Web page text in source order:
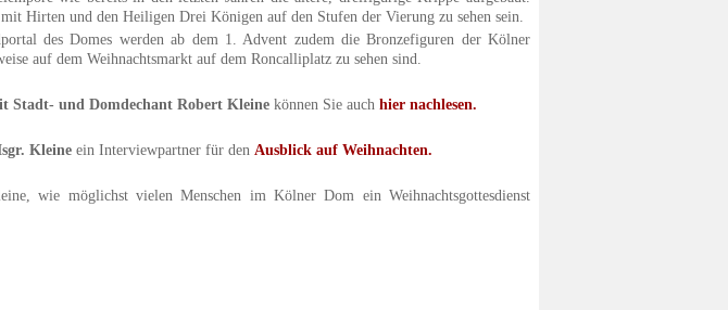
Hirten und den Heiligen Drei Königen auf den Stufen der Vierung zu sehen sein.
des Domes werden ab dem 1. Advent zudem die Bronzefiguren der Kölner
auf dem Weihnachtsmarkt auf dem Roncalliplatz zu sehen sind.
Stadt- und Domdechant Robert Kleine können Sie auch hier nachlesen.
Kleine ein Interviewpartner für den Ausblick auf Weihnachten.
wie möglichst vielen Menschen im Kölner Dom ein Weihnachtsgottesdienst